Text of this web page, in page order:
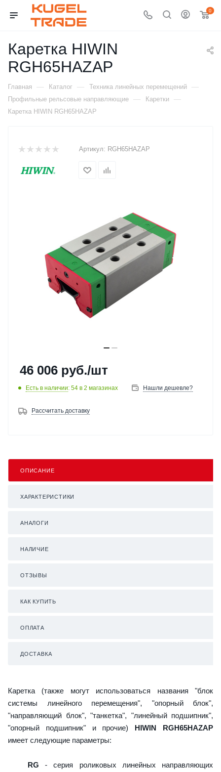
0
Каретка HIWIN
RGH65HAZAP
Главная — Каталог — Техника линейных перемещений —
Профильные рельсовые направляющие — Каретки —
Каретка HIWIN RGH65HAZAP
Артикул: RGH65HAZAP
46 006 руб./шт
Есть в наличии: 54 в 2 магазинах Нашли дешевле?
Рассчитать доставку
ОПИСАНИЕ
ХАРАКТЕРИСТИКИ
АНАЛОГИ
НАЛИЧИЕ
ОТЗЫВЫ
КАК КУПИТЬ
ОПЛАТА
ДОСТАВКА
Каретка (также могут использоваться названия "блок
системы линейного перемещения", "опорный блок",
"направляющий блок", "танкетка", "линейный подшипник",
"опорный подшипник" и прочие) HIWIN RGH65HAZAP
имеет следующие параметры:
RG - серия роликовых линейных направляющих